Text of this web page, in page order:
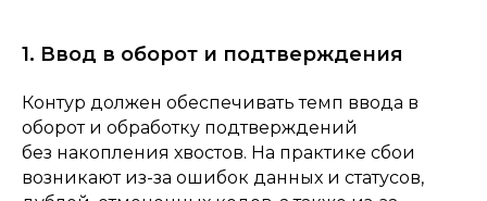
1. Ввод в оборот и подтверждения
Контур должен обеспечивать темп ввода в
оборот и обработку подтверждений
без накопления хвостов. На практике сбои
возникают из-за ошибок данных и статусов,